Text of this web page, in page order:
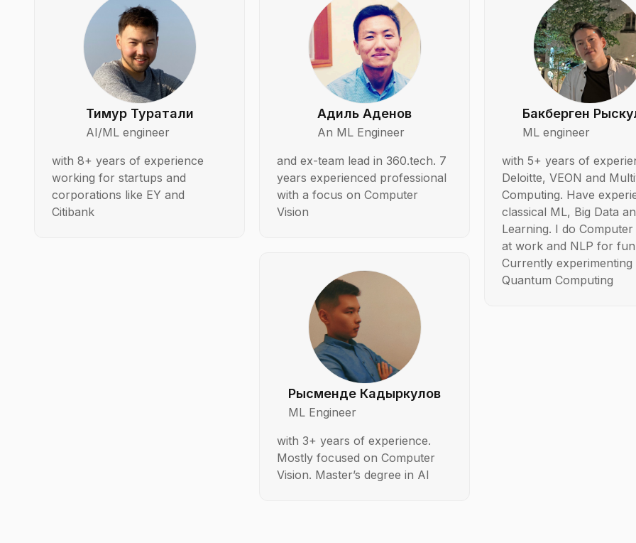
Тимур Туратали
AI/ML engineer
with 8+ years of experience
working for startups and
corporations like EY and
Citibank
Адиль Аденов
An ML Engineer
and ex-team lead in 360.tech. 7
years experienced professional
with a focus on Computer
Vision
Рысменде Кадыркулов
ML Engineer
with 3+ years of experience.
Mostly focused on Computer
Vision. Master’s degree in AI
Бакберген
ML engineer
with 5+ years of
Deloitte, VEON and
Computing. Have
classical ML, Big Data
Learning. I do Computer
at work and NLP for
Currently experimenting
Quantum Computing